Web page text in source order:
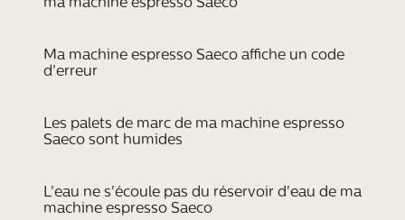
ma machine espresso Saeco
Ma machine espresso Saeco affiche un code
d'erreur
Les palets de marc de ma machine espresso
Saeco sont humides
L'eau ne s'écoule pas du réservoir d'eau de ma
machine espresso Saeco